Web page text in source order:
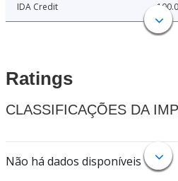
IDA Credit
Ratings
CLASSIFICAÇÕES DA
Não há dados disponíveis